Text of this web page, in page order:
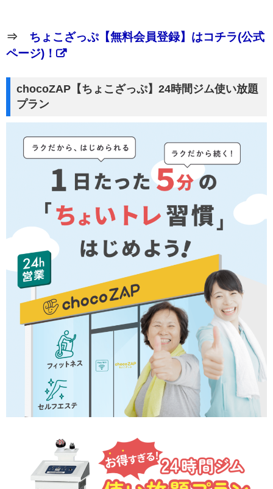
⇒ ちょこざっぷ【無料会員登録】はコチラ(公式
ページ)！
chocoZAP【ちょこざっぷ】24時間ジム使い放題
プラン